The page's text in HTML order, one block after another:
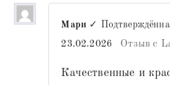
Мари ✓
23.02.2026
Отзыв с
Качественные и